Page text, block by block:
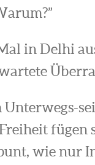
in Delhi
Unterwegs-
fügen
wie nur